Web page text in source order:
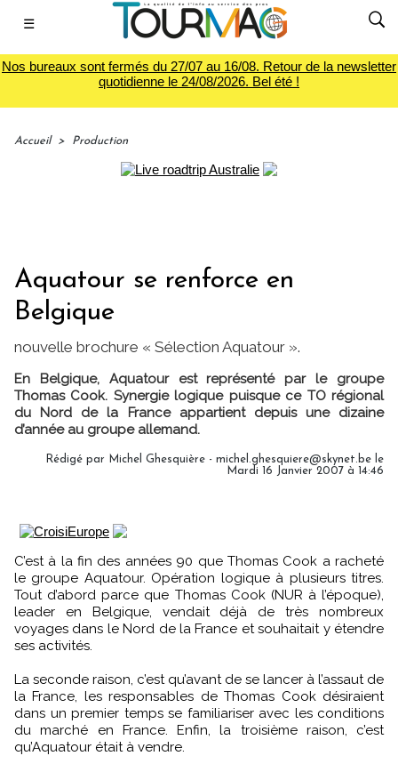
☰
Nos bureaux sont fermés du 27/07 au 16/08. Retour de la newsletter
quotidienne le 24/08/2026. Bel été !
Accueil > Production
Aquatour se renforce en
Belgique
nouvelle brochure « Sélection Aquatour ».
En Belgique, Aquatour est représenté par le groupe
Thomas Cook. Synergie logique puisque ce TO régional
du Nord de la France appartient depuis une dizaine
d’année au groupe allemand.
Rédigé par Michel Ghesquière - michel.ghesquiere@skynet.be le
Mardi 16 Janvier 2007 à 14:46
C’est à la fin des années 90 que Thomas Cook a racheté
le groupe Aquatour. Opération logique à plusieurs titres.
Tout d’abord parce que Thomas Cook (NUR à l’époque),
leader en Belgique, vendait déjà de très nombreux
voyages dans le Nord de la France et souhaitait y étendre
ses activités.
La seconde raison, c’est qu’avant de se lancer à l’assaut de
la France, les responsables de Thomas Cook désiraient
dans un premier temps se familiariser avec les conditions
du marché en France. Enfin, la troisième raison, c’est
qu’Aquatour était à vendre.